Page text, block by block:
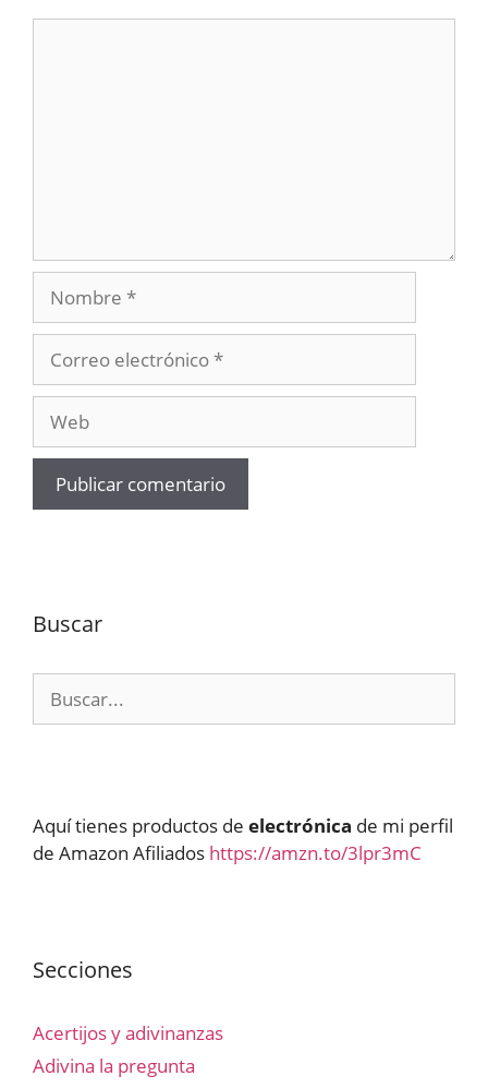
Nombre
electrónico
Buscar
Aquí tienes productos de electrónica de mi perfil
de Amazon Afiliados https://amzn.to/3lpr3mC
Secciones
Acertijos y adivinanzas
Adivina la pregunta